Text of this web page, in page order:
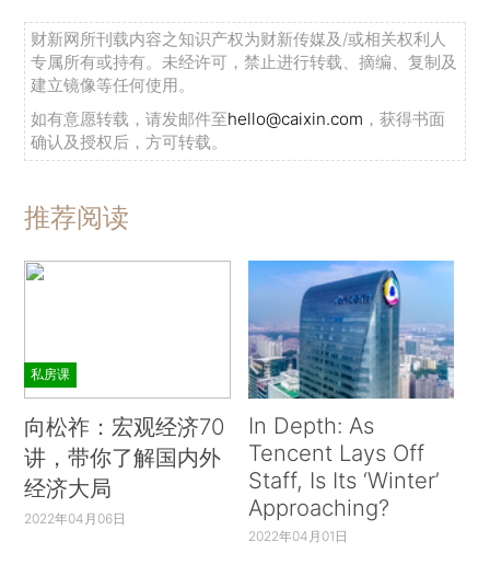
财新网所刊载内容之知识产权为财新传媒及/或相关权利人
专属所有或持有。未经许可，禁止进行转载、摘编、复制及
建立镜像等任何使用。
如有意愿转载，请发邮件至hello@caixin.com ，获得书面
确认及授权后，方可转载。
推荐阅读
私房课
向松祚：宏观经济70
讲，带你了解国内外
经济大局
2022年04月06日
In Depth: As
Tencent Lays Off
Staff, Is Its ‘Winter’
Approaching?
2022年04月01日